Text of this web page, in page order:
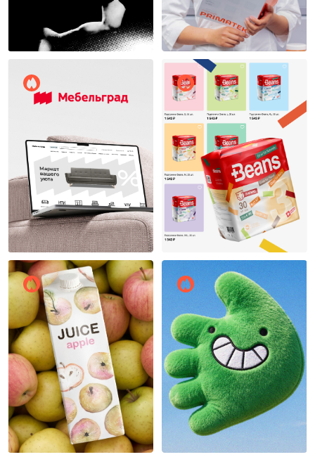
Макс Соколов 7 Антон Пишун 5
Вадим Бакалдин 7 7
Ксения Мак 5 Лариса Искрицкая